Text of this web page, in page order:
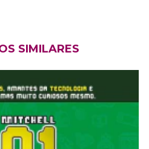
SIMILARES